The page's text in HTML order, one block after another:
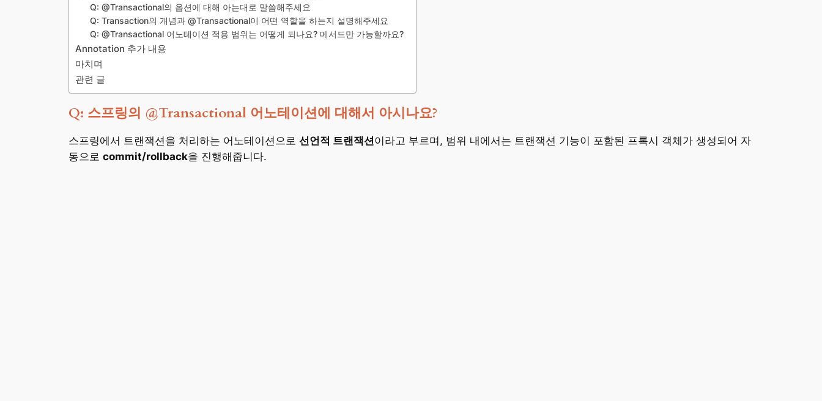
Q: @Transactional의 옵션에 대해 아는대로 말씀해주세요
Q: Transaction의 개념과 @Transactional이 어떤 역할을 하는지 설명해주세요
Q: @Transactional 어노테이션 적용 범위는 어떻게 되나요? 메서드만 가능할까요?
Annotation 추가 내용
마치며
관련 글
Q: 스프링의 @Transactional 어노테이션에 대해서 아시나요?
스프링에서 트랜잭션을 처리하는 어노테이션으로 선언적 트랜잭션이라고 부르며, 범위 내에서는 트랜잭션 기능이 포함된 프록시 객체가 생성되어 자
동으로 commit/rollback을 진행해줍니다.